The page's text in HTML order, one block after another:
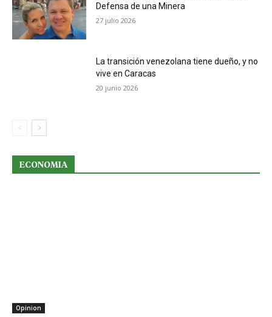
Defensa de una Minera
27 julio 2026
La transición venezolana tiene dueño, y no
vive en Caracas
20 junio 2026
ECONOMIA
Opinion